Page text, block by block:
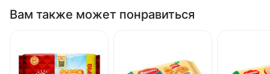
Вам также может понравиться